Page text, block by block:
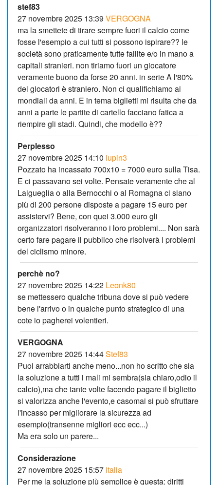
stef83
27 novembre 2025 13:39 VERGOGNA
ma la smettete di tirare sempre fuori il calcio come
fosse l'esempio a cui tutti si possono ispirare?? le
società sono praticamente tutte fallite e/o in mano a
capitali stranieri. non tiriamo fuori un giocatore
veramente buono da forse 20 anni. in serie A l'80%
dei giocatori è straniero. Non ci qualifichiamo ai
mondiali da anni. E in tema biglietti mi risulta che da
anni a parte le partite di cartello facciano fatica a
riempire gli stadi. Quindi, che modello è??
Perplesso
27 novembre 2025 14:10 lupin3
Pozzato ha incassato 700x10 = 7000 euro sulla Tisa.
E ci passavano sei volte. Pensate veramente che al
Laigueglia o alla Bernocchi o al Romagna ci siano
più di 200 persone disposte a pagare 15 euro per
assistervi? Bene, con quei 3.000 euro gli
organizzatori risolveranno i loro problemi.... Non sarà
certo fare pagare il pubblico che risolverà i problemi
del ciclismo minore.
perchè no?
27 novembre 2025 14:22 Leonk80
se mettessero qualche tribuna dove si può vedere
bene l'arrivo o in qualche punto strategico di una
cote io pagherei volentieri.
VERGOGNA
27 novembre 2025 14:44Stef83
Puoi arrabbiarti anche meno...non ho scritto che sia
la soluzione a tutti i mali mi sembra(sia chiaro,odio il
calcio),ma che tante volte facendo pagare il biglietto
si valorizza anche l'evento,e casomai si può sfruttare
l'incasso per migliorare la sicurezza ad
esempio(transenne migliori ecc ecc...)
Ma era solo un parere...
Considerazione
27 novembre 2025 15:57 italia
Per me la soluzione più semplice è questa: diritti